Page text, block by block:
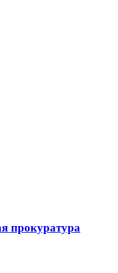
прокуратура